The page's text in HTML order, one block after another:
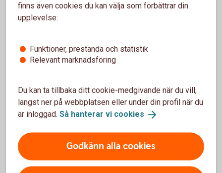
Trafik, hel och halv – vad är det för skillnad på
När slutar den tidigare ägarens försäkring att
gälla?
Om man övningskör och olyckan är framme,
täcker bilförsäkringen då?
finns även cookies du kan välja som förbättrar din
upplevelse:
Funktioner, prestanda och statistik
Relevant marknadsföring
Du kan ta tillbaka ditt cookie-medgivande när du vill,
längst ner på webbplatsen eller under din profil när du
är inloggad. Så hanterar vi cookies
Godkänn alla cookies